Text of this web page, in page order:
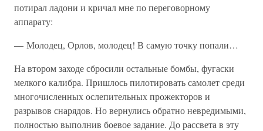
потирал ладони и кричал мне по переговорному
аппарату:
— Молодец, Орлов, молодец! В самую точку попали…
На втором заходе сбросили остальные бомбы, фугаски
мелкого калибра. Пришлось пилотировать самолет среди
многочисленных ослепительных прожекторов и
разрывов снарядов. Но вернулись обратно невредимыми,
полностью выполнив боевое задание. До рассвета в эту